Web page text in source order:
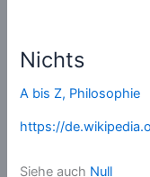
Nichts
A bis Z, Philosophie
https://
Siehe auch Null